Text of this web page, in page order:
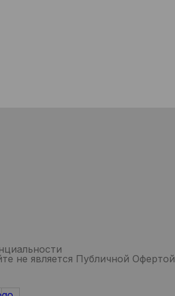
не является Публичной Офертой